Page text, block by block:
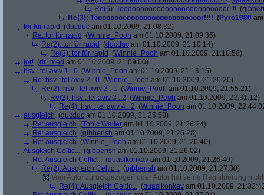
Re(6): Toooooooooooooooooooooooooor!!!! (
Re(3): Toooooooooooooooooooooooooor!!!! (Pyro1980
tor für rapid (ducduc am 01.10.2009, 21:08:32)
Re: tor für rapid (Winnie_Pooh am 01.10.2009, 21:09:36)
Re(2): tor für rapid (ducduc am 01.10.2009, 21:10:14)
Re(3): tor für rapid (Winnie_Pooh am 01.10.2009, 21:10:58)
tor! (dr_med am 01.10.2009, 21:09:00)
hsv : tel aviv 1 : 0 (Winnie_Pooh am 01.10.2009, 21:13:15)
Re: hsv : tel aviv 2 : 0 (Winnie_Pooh am 01.10.2009, 21:20:20)
Re(2): hsv : tel aviv 3 : 1 (Winnie_Pooh am 01.10.2009, 21:55:21)
Re(3): hsv : tel aviv 3 : 2 (Winnie_Pooh am 01.10.2009, 22:31:12)
Re(4): hsv : tel aviv 4 : 2 (Winnie_Pooh am 01.10.2009,
ausgleich (ducduc am 01.10.2009, 21:25:50)
Re: ausgleich (Tonic Walter am 01.10.2009, 21:26:24)
Re: ausgleich (gibberish am 01.10.2009, 21:26:28)
Re: ausgleich (Winnie_Pooh am 01.10.2009, 21:26:40)
Ausgleich Celtic... (gibberish am 01.10.2009, 21:26:02)
Re: Ausgleich Celtic... (quasikonkav am 01.10.2009, 21:26:40)
Re(2): Ausgleich Celtic... (gibberish am 01.10.2009, 21:27:30)
Vom Autor zurückgezogen oder Autor hat seine Registrierung
Re(4): Ausgleich Celtic... (quasikonkav am 01.10.2009,